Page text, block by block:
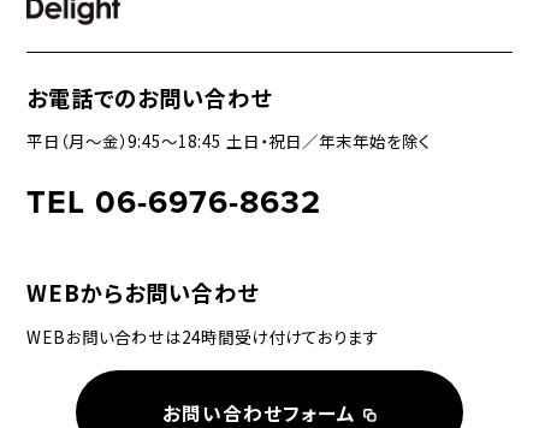
お電話でのお問い合わせ
平日（月〜金）9:45〜18:45 土日・祝日／年末年始を除く
TEL 06-6976-8632
WEBからお問い合わせ
WEBお問い合わせは24時間受け付けております
お問い合わせフォーム